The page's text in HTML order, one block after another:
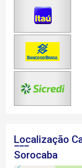
Localização
Sorocaba